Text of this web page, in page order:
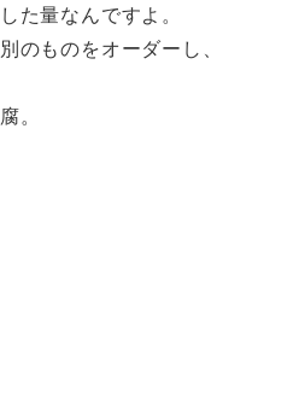
た量なんですよ。
のものをオーダーし、
。